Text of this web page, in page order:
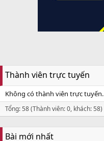
Thành viên trực tuyến
Không có thành viên trực tuyến.
Tổng: 58 (Thành viên: 0, khách: 58)
Bài mới nhất